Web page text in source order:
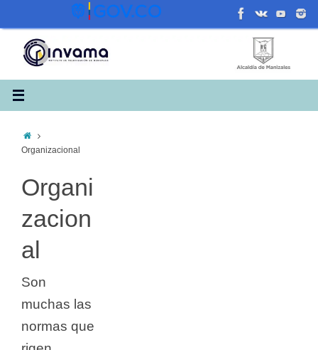
contenido
Inicio
Organizacional
Organi
zacion
al
Son
muchas las
normas que